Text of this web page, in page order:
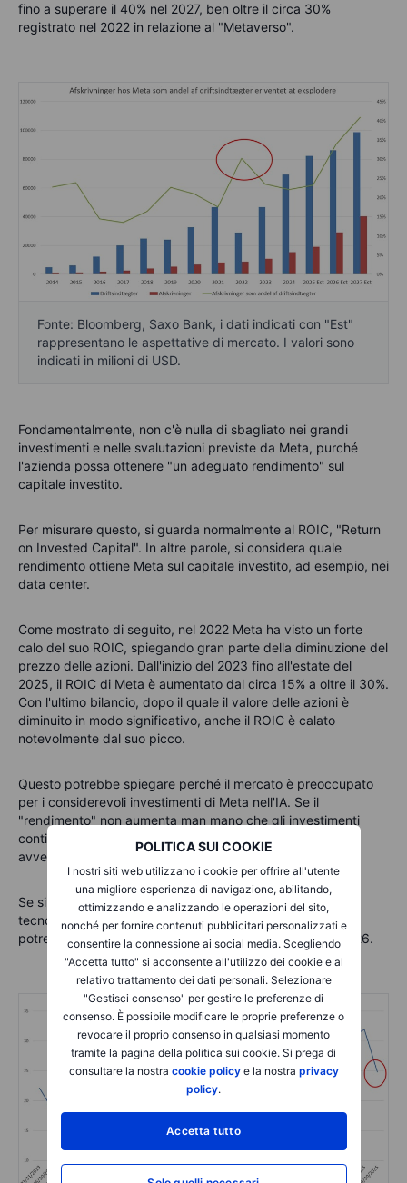
POLITICA SUI COOKIE
I nostri siti web utilizzano i cookie per offrire all'utente
una migliore esperienza di navigazione, abilitando,
ottimizzando e analizzando le operazioni del sito,
nonché per fornire contenuti pubblicitari personalizzati e
consentire la connessione ai social media. Scegliendo
"Accetta tutto" si acconsente all'utilizzo dei cookie e al
relativo trattamento dei dati personali. Selezionare
"Gestisci consenso" per gestire le preferenze di
consenso. È possibile modificare le proprie preferenze o
revocare il proprio consenso in qualsiasi momento
tramite la pagina della politica sui cookie. Si prega di
consultare la nostra cookie policye la nostra privacy
policy.
Accetta tutto
fino a superare il 40% nel 2027, ben oltre il circa 30%
registrato nel 2022 in relazione al "Metaverso".
Fonte: Bloomberg, Saxo Bank, i dati indicati con "Est"
rappresentano le aspettative di mercato. I valori sono
indicati in milioni di USD.
Fondamentalmente, non c'è nulla di sbagliato nei grandi
investimenti e nelle svalutazioni previste da Meta, purché
l'azienda possa ottenere "un adeguato rendimento" sul
capitale investito.
Per misurare questo, si guarda normalmente al ROIC, "Return
on Invested Capital". In altre parole, si considera quale
rendimento ottiene Meta sul capitale investito, ad esempio, nei
data center.
Come mostrato di seguito, nel 2022 Meta ha visto un forte
calo del suo ROIC, spiegando gran parte della diminuzione del
prezzo delle azioni. Dall'inizio del 2023 fino all'estate del
2025, il ROIC di Meta è aumentato dal circa 15% a oltre il 30%.
Con l'ultimo bilancio, dopo il quale il valore delle azioni è
diminuito in modo significativo, anche il ROIC è calato
notevolmente dal suo picco.
Questo potrebbe spiegare perché il mercato è preoccupato
per i considerevoli investimenti di Meta nell'IA. Se il
"rendimento" non aumenta man mano che gli investimenti
continuano a crescere, ciò potrebbe creare ulteriori venti
avversi per le azioni nel prossimo futuro.
Se si osserva una tendenza simile in altre aziende
tecnologiche, simili modelli nei loro prezzi delle azioni
potrebbero potenzialmente manifestarsi nel corso del 2026.